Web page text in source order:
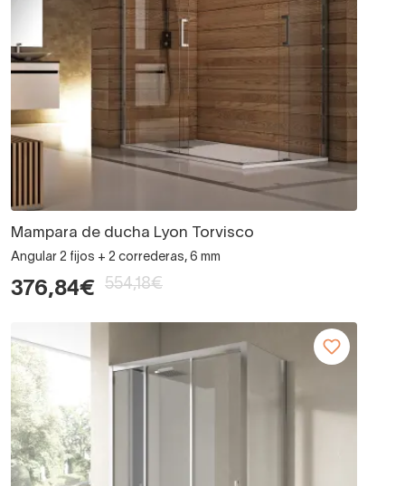
Mampara de ducha Lyon Torvisco
Angular 2 fijos + 2 correderas, 6 mm
376,84€ 554,18€